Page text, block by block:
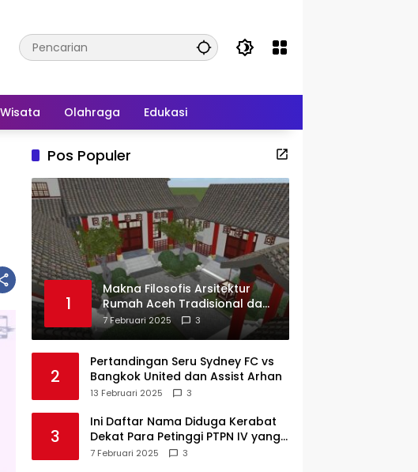
Wisata Olahraga Edukasi
Pos Populer
1
Makna Filosofis Arsitektur
Rumah Aceh Tradisional dan
Sejarah Perkembangannya
7 Februari 2025 3
2
Pertandingan Seru Sydney FC vs
Bangkok United dan Assist Arhan
13 Februari 2025 3
3
Ini Daftar Nama Diduga Kerabat
Dekat Para Petinggi PTPN IV yang
Lulus PKWT
7 Februari 2025 3